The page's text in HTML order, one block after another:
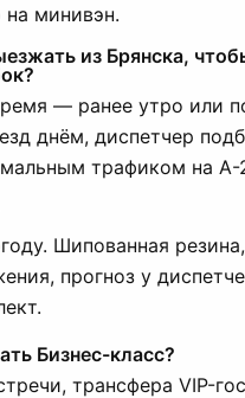
на минивэн.
из Брянска,
— ранее утро или
днём, диспетчер
трафиком на А-
Шипованная
прогноз у
Бизнес-класс?
трансфера VIP-